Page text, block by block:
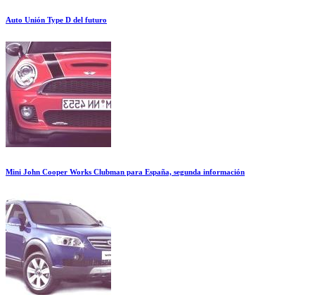
Auto Unión Type D del futuro
Mini John Cooper Works Clubman para España, segunda información